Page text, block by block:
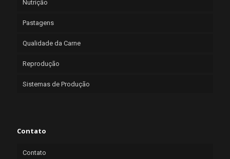
Nutrição
Pastagens
Qualidade da Carne
Reprodução
Sistemas de Produção
Contato
Contato